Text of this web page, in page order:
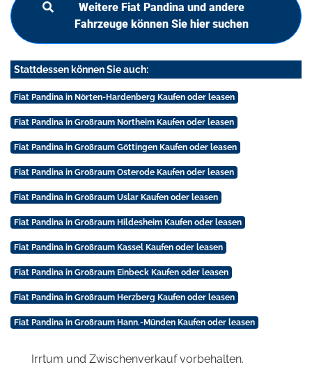
Weitere Fiat Pandina und andere
Fahrzeuge können Sie hier suchen
Stattdessen können Sie auch:
Fiat Pandina in Nörten-Hardenberg Kaufen oder leasen
Fiat Pandina in Großraum Northeim Kaufen oder leasen
Fiat Pandina in Großraum Göttingen Kaufen oder leasen
Fiat Pandina in Großraum Osterode Kaufen oder leasen
Fiat Pandina in Großraum Uslar Kaufen oder leasen
Fiat Pandina in Großraum Hildesheim Kaufen oder leasen
Fiat Pandina in Großraum Kassel Kaufen oder leasen
Fiat Pandina in Großraum Einbeck Kaufen oder leasen
Fiat Pandina in Großraum Herzberg Kaufen oder leasen
Fiat Pandina in Großraum Hann.-Münden Kaufen oder leasen
Irrtum und Zwischenverkauf vorbehalten.